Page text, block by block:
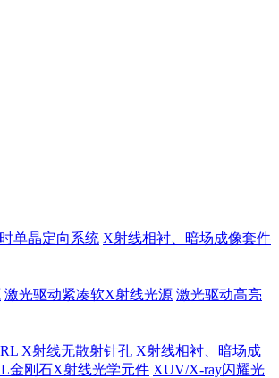
单晶定向系统 X射线相衬、暗场成像套件
激光驱动紧凑软X射线光源 激光驱动高亮
X射线无散射针孔 X射线相衬、暗场成
金刚石X射线光学元件 XUV/X-ray闪耀光